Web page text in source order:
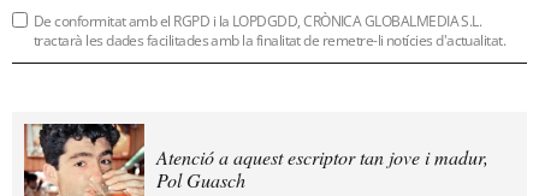
De conformitat amb el RGPD i la LOPDGDD, CRÒNICA GLOBALMEDIA S.L.
tractarà les dades facilitades amb la finalitat de remetre-li notícies d'actualitat.
Atenció a aquest escriptor tan jove i madur,
Pol Guasch